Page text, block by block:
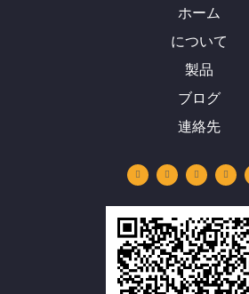
ホーム
について
製品
ブログ
連絡先
u
t
u
ク
ト
イ
ス
タ
グ
イ
ス
ブ